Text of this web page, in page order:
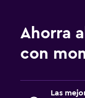
Ahorra
con
Las